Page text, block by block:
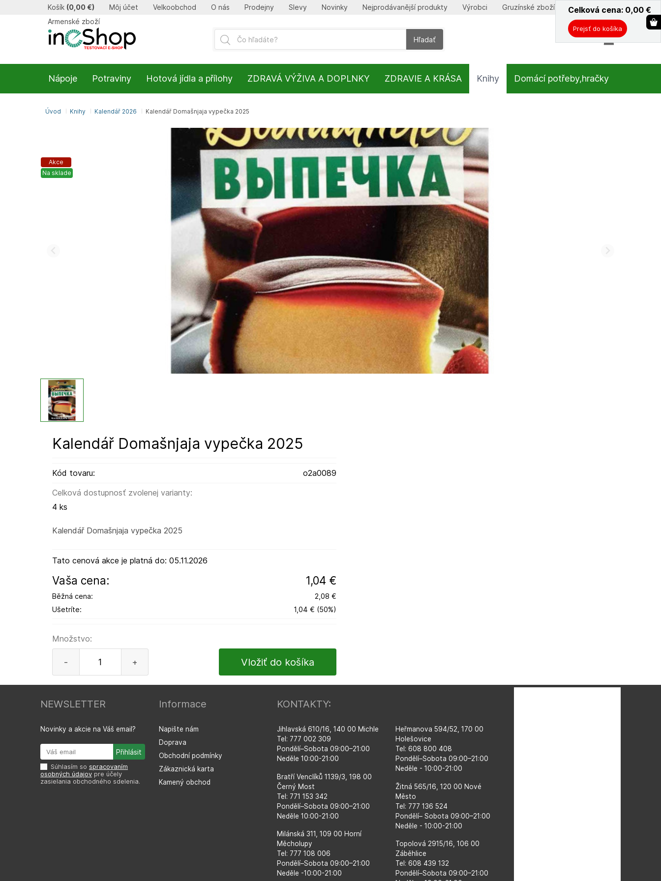
Akce
Na sklade
Kalendář Domašnjaja vypečka 2025
Kód tovaru:
o2a0089
Celková dostupnosť zvolenej varianty:
4 ks
Kalendář Domašnjaja vypečka 2025
Tato cenová akce je platná do: 05.11.2026
Vaša cena: 1,04 €
Běžná cena:
2,08 €
Ušetríte:
1,04 € (50%)
Množstvo:
- +
Hľadať
ˇ
Celková cena: 0,00 €
Prejsť do košíka
Košík (0,00 €) Môj účet Velkoobchod O nás Prodejny Slevy Novinky Nejprodávanější produkty Výrobci
Gruzínské zboží
Armenské zboží
Úvod Knihy Kalendář 2026 Kalendář Domašnjaja vypečka 2025
Nápoje Potraviny Hotová jídla a přílohy ZDRAVÁ VÝŽIVA A DOPLNKY ZDRAVIE A KRÁSA Knihy Domácí potřeby,hračky
NEWSLETTER
Novinky a akcie na Váš email?
Súhlasím so spracovaním
osobných údajov pre účely
zasielania obchodného sdelenia.
Informace
Napište nám
Doprava
Obchodní podmínky
Zákaznická karta
Kamený obchod
KONTAKTY:
Jihlavská 610/16, 140 00 Michle
Tel: 777 002 309
Pondělí–​Sobota 09:00–​21:00
Neděle 10:00-21:00
Bratří Venclíků 1139/3, 198 00
Černý Most
Tel: 771 153 342
Pondělí–​Sobota 09:00–​21:00
Neděle 10:00-21:00
Milánská 311, 109 00 Horní
Měcholupy
Tel: 777 108 006
Pondělí–​Sobota 09:00–​21:00
Neděle -10:00-21:00
Heřmanova 594/52, 170 00
Holešovice
Tel: 608 800 408
Pondělí–​Sobota 09:00–​21:00
Neděle - 10:00-21:00
Žitná 565/16, 120 00 Nové
Město
Tel: 777 136 524
Pondělí– Sobota 09:00–21:00
Neděle - 10:00-21:00
Topolová 2915/16, 106 00
Záběhlice
Tel: 608 439 132
Pondělí–​Sobota 09:00–​21:00